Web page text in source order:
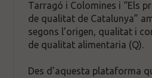
Tarragó i Colomines i “Els
de qualitat de Catalunya”
segons l’origen, qualitat i
de qualitat alimentaria (Q).
Des d’aquesta plataforma